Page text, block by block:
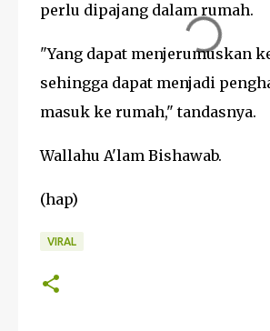
perlu dipajang dalam rumah.
"Yang dapat menjerumuskan
sehingga dapat menjadi
masuk ke rumah," tandasnya.
Wallahu A'lam Bishawab.
(hap)
VIRAL